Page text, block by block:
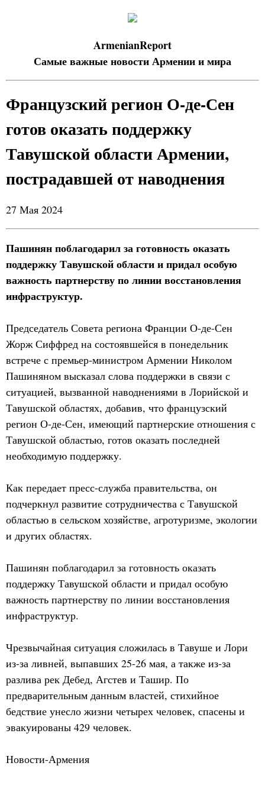
ArmenianReport
Самые важные новости Армении и мира
Французский регион О-де-Сен
готов оказать поддержку
Тавушской области Армении,
пострадавшей от наводнения
27 Мая 2024
Пашинян поблагодарил за готовность оказать
поддержку Тавушской области и придал особую
важность партнерству по линии восстановления
инфраструктур.
Председатель Совета региона Франции О-де-Сен
Жорж Сиффред на состоявшейся в понедельник
встрече с премьер-министром Армении Николом
Пашиняном высказал слова поддержки в связи с
ситуацией, вызванной наводнениями в Лорийской и
Тавушской областях, добавив, что французский
регион О-де-Сен, имеющий партнерские отношения с
Тавушской областью, готов оказать последней
необходимую поддержку.
Как передает пресс-служба правительства, он
подчеркнул развитие сотрудничества с Тавушской
областью в сельском хозяйстве, агротуризме, экологии
и других областях.
Пашинян поблагодарил за готовность оказать
поддержку Тавушской области и придал особую
важность партнерству по линии восстановления
инфраструктур.
Чрезвычайная ситуация сложилась в Тавуше и Лори
из-за ливней, выпавших 25-26 мая, а также из-за
разлива рек Дебед, Агстев и Ташир. По
предварительным данным властей, стихийное
бедствие унесло жизни четырех человек, спасены и
эвакуированы 429 человек.
Новости-Армения